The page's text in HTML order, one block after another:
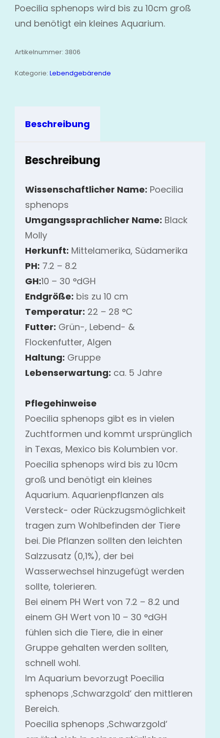
Poecilia sphenops wird bis zu 10cm groß
und benötigt ein kleines Aquarium.
Artikelnummer: 3806
Kategorie: Lebendgebärende
Beschreibung
Beschreibung
Wissenschaftlicher Name: Poecilia
sphenops
Umgangssprachlicher Name: Black
Molly
Herkunft: Mittelamerika, Südamerika
PH: 7.2 – 8.2
GH:10 – 30 °dGH
Endgröße: bis zu 10 cm
Temperatur: 22 – 28 °C
Futter: Grün-, Lebend- &
Flockenfutter, Algen
Haltung: Gruppe
Lebenserwartung: ca. 5 Jahre
Pflegehinweise
Poecilia sphenops gibt es in vielen
Zuchtformen und kommt ursprünglich
in Texas, Mexico bis Kolumbien vor.
Poecilia sphenops wird bis zu 10cm
groß und benötigt ein kleines
Aquarium. Aquarienpflanzen als
Versteck- oder Rückzugsmöglichkeit
tragen zum Wohlbefinden der Tiere
bei. Die Pflanzen sollten den leichten
Salzzusatz (0,1%), der bei
Wasserwechsel hinzugefügt werden
sollte, tolerieren.
Bei einem PH Wert von 7.2 – 8.2 und
einem GH Wert von 10 – 30 °dGH
fühlen sich die Tiere, die in einer
Gruppe gehalten werden sollten,
schnell wohl.
Im Aquarium bevorzugt Poecilia
sphenops ‚Schwarzgold‘ den mittleren
Bereich.
Poecilia sphenops ‚Schwarzgold‘